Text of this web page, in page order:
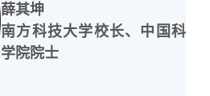
薛其坤
南方科技大学校长、中国科
学院院士